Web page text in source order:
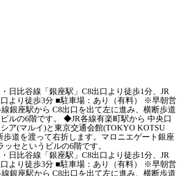
日比谷線「銀座駅」C8出口より徒歩1分、JR
より徒歩3分 ■駐車場：あり（有料） ※早朝営
銀座駅から C8出口を出て左に進み、横断歩道
ルの6階です。 ◆JR各線有楽町駅から 中央口
ア(マルイ)と東京交通会館(TOKYO KOTSU
道を渡って右折します。マロニエゲート銀座
セというビルの6階です。
日比谷線「銀座駅」C8出口より徒歩1分、JR
より徒歩3分 ■駐車場：あり（有料） ※早朝営
銀座駅から C8出口を出て左に進み、横断歩道